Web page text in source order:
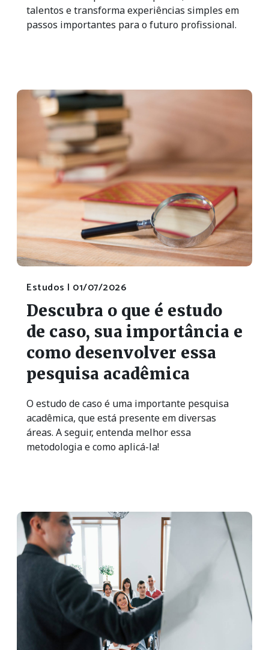
talentos e transforma experiências simples em
passos importantes para o futuro profissional.
Estudos | 01/07/2026
Descubra o que é estudo
de caso, sua importância e
como desenvolver essa
pesquisa acadêmica
O estudo de caso é uma importante pesquisa
acadêmica, que está presente em diversas
áreas. A seguir, entenda melhor essa
metodologia e como aplicá-la!